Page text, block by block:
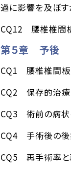
過に影響を及ぼす
CQ12 腰椎椎間
第５章 予後
CQ1 腰椎椎間板
CQ2 保存的治療
CQ3 術前の病状
CQ4 手術後の後
CQ5 再手術率と